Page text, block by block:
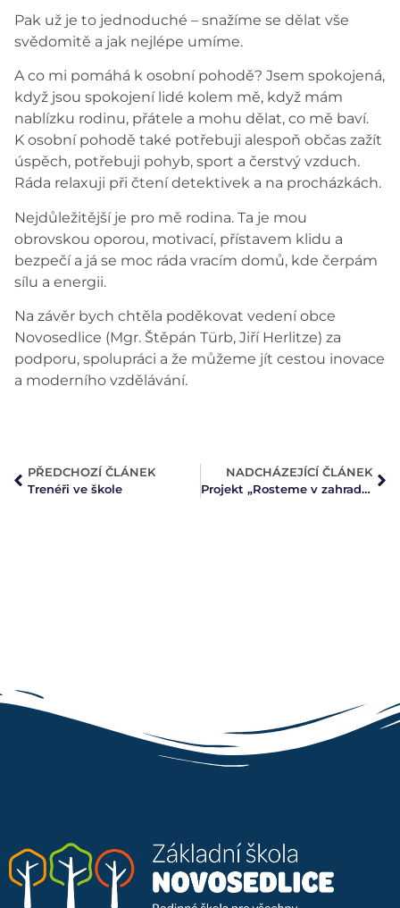
Pak už je to jednoduché – snažíme se dělat vše
svědomitě a jak nejlépe umíme.
A co mi pomáhá k osobní pohodě? Jsem spokojená,
když jsou spokojení lidé kolem mě, když mám
nablízku rodinu, přátele a mohu dělat, co mě baví.
K osobní pohodě také potřebuji alespoň občas zažít
úspěch, potřebuji pohyb, sport a čerstvý vzduch.
Ráda relaxuji při čtení detektivek a na procházkách.
Nejdůležitější je pro mě rodina. Ta je mou
obrovskou oporou, motivací, přístavem klidu a
bezpečí a já se moc ráda vracím domů, kde čerpám
sílu a energii.
Na závěr bych chtěla poděkovat vedení obce
Novosedlice (Mgr. Štěpán Türb, Jiří Herlitze) za
podporu, spolupráci a že můžeme jít cestou inovace
a moderního vzdělávání.
PŘEDCHOZÍ ČLÁNEK
Trenéři ve škole
NADCHÁZEJÍCÍ ČLÁNEK
Projekt „Rosteme v zahradě“